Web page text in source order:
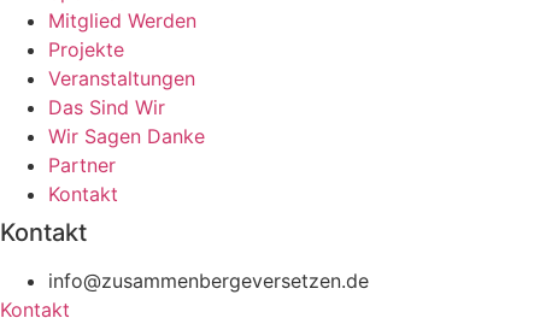
Mitglied Werden
Projekte
Veranstaltungen
Das Sind Wir
Wir Sagen Danke
Partner
Kontakt
Kontakt
info@zusammenbergeversetzen.de
Kontakt